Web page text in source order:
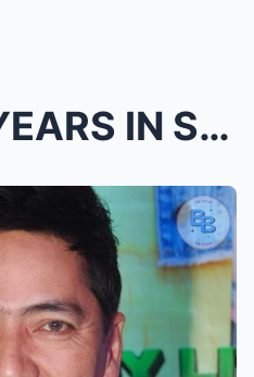
AFTER 50 YEARS IN SHOWBIZ: Vic Sotto Finally Break...